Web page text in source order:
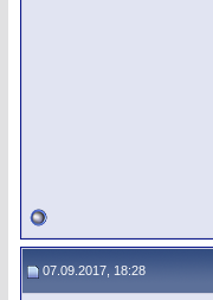
07.09.2017, 18:28